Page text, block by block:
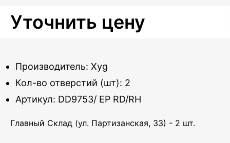
Уточнить цену
Производитель: Xyg
Кол-во отверстий (шт): 2
Артикул: DD9753/ EP RD/RH
Главный Склад (ул. Партизанская, 33) - 2 шт.